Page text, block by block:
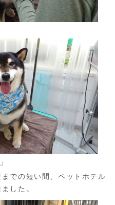
での短い間、ペットホテル
した。